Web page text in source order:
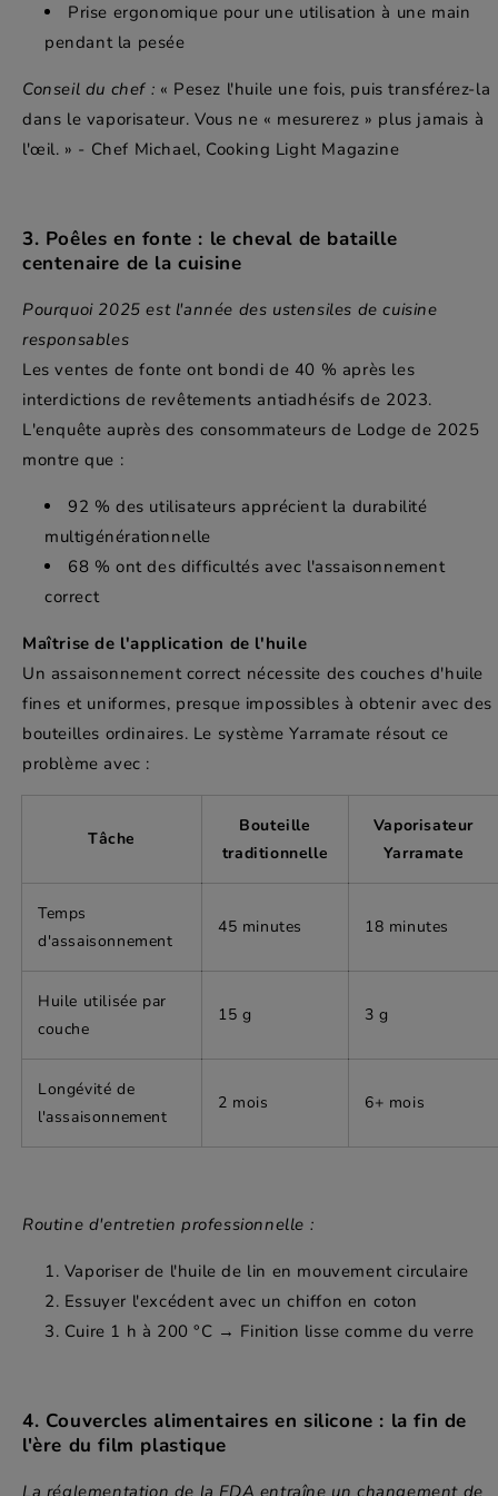
Prise ergonomique pour une utilisation à une main
pendant la pesée
Conseil du chef : « Pesez l'huile une fois, puis transférez-la
dans le vaporisateur. Vous ne « mesurerez » plus jamais à
l'œil. » - Chef Michael, Cooking Light Magazine
3. Poêles en fonte : le cheval de bataille
centenaire de la cuisine
Pourquoi 2025 est l'année des ustensiles de cuisine
responsables
Les ventes de fonte ont bondi de 40 % après les
interdictions de revêtements antiadhésifs de 2023.
L'enquête auprès des consommateurs de Lodge de 2025
montre que :
92 % des utilisateurs apprécient la durabilité
multigénérationnelle
68 % ont des difficultés avec l'assaisonnement
correct
Maîtrise de l'application de l'huile
Un assaisonnement correct nécessite des couches d'huile
fines et uniformes, presque impossibles à obtenir avec des
bouteilles ordinaires. Le système Yarramate résout ce
problème avec :
Tâche
Bouteille
traditionnelle
Vaporisateur
Yarramate
Temps
d'assaisonnement
45 minutes 18 minutes
Huile utilisée par
couche
15 g 3 g
Longévité de
l'assaisonnement
2 mois 6+ mois
Routine d'entretien professionnelle :
Vaporiser de l'huile de lin en mouvement circulaire
Essuyer l'excédent avec un chiffon en coton
Cuire 1 h à 200 °C → Finition lisse comme du verre
4. Couvercles alimentaires en silicone : la fin de
l'ère du film plastique
La réglementation de la FDA entraîne un changement de